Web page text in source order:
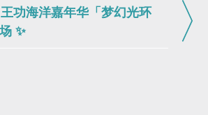
功海洋嘉年华「梦幻光环
✨